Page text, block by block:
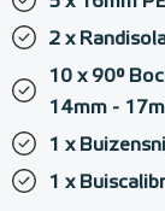
2 x
10 x 90°
14mm -
1 x
1 x